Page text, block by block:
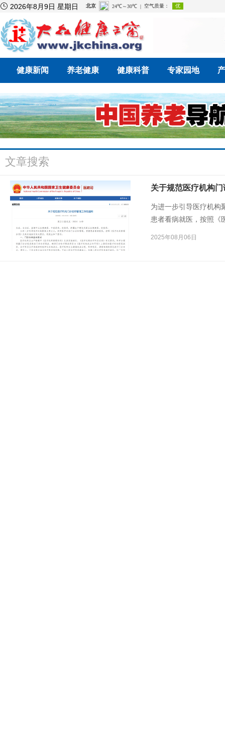
 2026年8月9日 星期日
健康新闻 养老健康 健康科普 专家园地
文章搜索
关于规范医疗机构
为进一步引导医疗机构
患者看病就医，按照《
2025年08月06日